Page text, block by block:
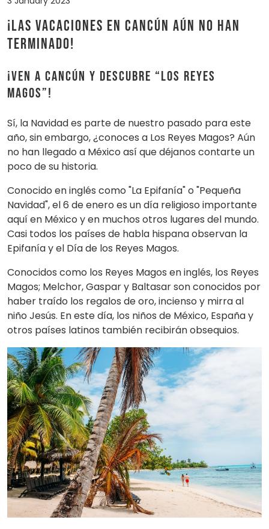
¡Las vacaciones en Cancún aún no han
terminado!
¡Ven a Cancún y Descubre “Los Reyes
Magos”!
Sí, la Navidad es parte de nuestro pasado para este
año, sin embargo, ¿conoces a Los Reyes Magos? Aún
no han llegado a México así que déjanos contarte un
poco de su historia.
Conocido en inglés como "La Epifanía" o "Pequeña
Navidad", el 6 de enero es un día religioso importante
aquí en México y en muchos otros lugares del mundo.
Casi todos los países de habla hispana observan la
Epifanía y el Día de los Reyes Magos.
Conocidos como los Reyes Magos en inglés, los Reyes
Magos; Melchor, Gaspar y Baltasar son conocidos por
haber traído los regalos de oro, incienso y mirra al
niño Jesús. En este día, los niños de México, España y
otros países latinos también recibirán obsequios.